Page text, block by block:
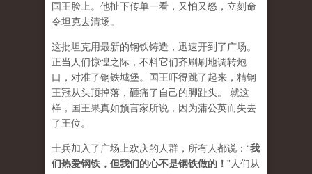
国王脸上。他扯下传单一看，又怕又怒，立刻命
令坦克去清场。
这批坦克用最新的钢铁铸造，迅速开到了广场。
正当人们惊惶之际，不料它们齐刷刷地调转炮
口，对准了钢铁城堡。国王吓得跳了起来，精钢
王冠从头顶掉落，砸痛了自己的脚趾头。 就这
样，国王果真如预言家所说，因为蒲公英而失去
了王位。
士兵加入了广场上欢庆的人群，所有人都说：“我
们热爱钢铁，但我们的心不是钢铁做的！ ”人们从